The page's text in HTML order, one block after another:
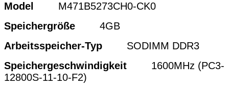
Model
M471B5273CH0-CK0
Speichergröße 4GB
Arbeitsspeicher-Typ SODIMM DDR3
Speichergeschwindigkeit 1600MHz (PC3-
12800S-11-10-F2)